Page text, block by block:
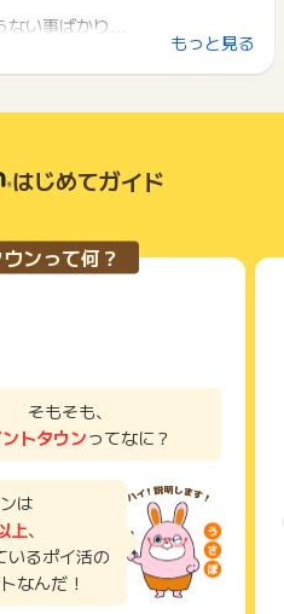
談時に、質問事項やカウンセリ
いただけた方（名刺がない場合
＝資本金1億円以上）、または
、
、弁護士、公認会計士、税理
1000万円以上（過去3期分）の
当社サービスをご提供できない
断りする場合がございます
コミュニケーションをとってい
断した場合
ずら・キャンセル
場合
い方
ずら・キャンセル・架空・入力
正常な申込みでないと判断さ
告主側で対象外とみなし、「獲
を利用されたことがある場合
おこなっていただくことを推奨
話など2つ以上の申し込み方
WEBフォームからお申し込みく
するまで必ず保管してくださ
い合わせされる際に、該当の
ございます。
は対応いたしかねますので、
トを表示するアプリのこと
の都合もしくは会員様の都合で
ルされた場合、ポイントが無効
広告主ではなく、代理店が行
に関する詳細を把握しており
ントに関するお問い合わせを
願いいたします。
場合、ポイントに関する調査
ない事ばかり…
い…
ウンセリングをぜひ受けてみ
談を聞くのは、
ンセリングを行ってきた不動
、新築や中古双方のメリッ
選び方、
口戦略までを第三者目線でお
もっと見る
はじめてガイド
ンって何？
そもそも、
トタウンってなに？
は
上、
いるポイ活の
なんだ！